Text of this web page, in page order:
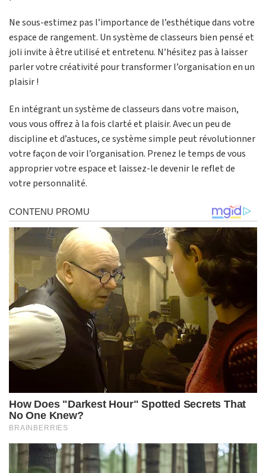
Ne sous-estimez pas l’importance de l’esthétique dans votre
espace de rangement. Un système de classeurs bien pensé et
joli invite à être utilisé et entretenu. N’hésitez pas à laisser
parler votre créativité pour transformer l’organisation en un
plaisir !
En intégrant un système de classeurs dans votre maison,
vous vous offrez à la fois clarté et plaisir. Avec un peu de
discipline et d’astuces, ce système simple peut révolutionner
votre façon de voir l’organisation. Prenez le temps de vous
approprier votre espace et laissez-le devenir le reflet de
votre personnalité.